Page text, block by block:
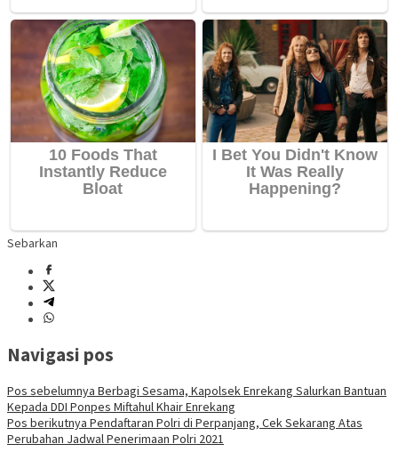
Sebarkan
Navigasi pos
Pos sebelumnya Berbagi Sesama, Kapolsek Enrekang Salurkan Bantuan
Kepada DDI Ponpes Miftahul Khair Enrekang
Pos berikutnya Pendaftaran Polri di Perpanjang, Cek Sekarang Atas
Perubahan Jadwal Penerimaan Polri 2021